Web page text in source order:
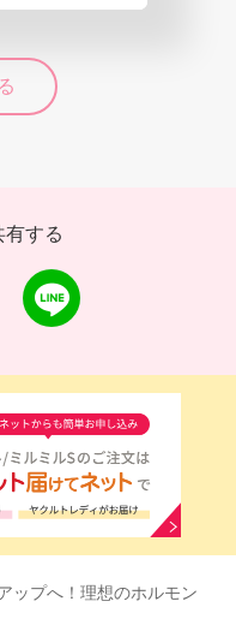
有する
ップへ！理想のホルモン